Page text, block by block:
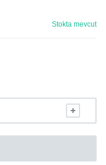
Stokta mevcut